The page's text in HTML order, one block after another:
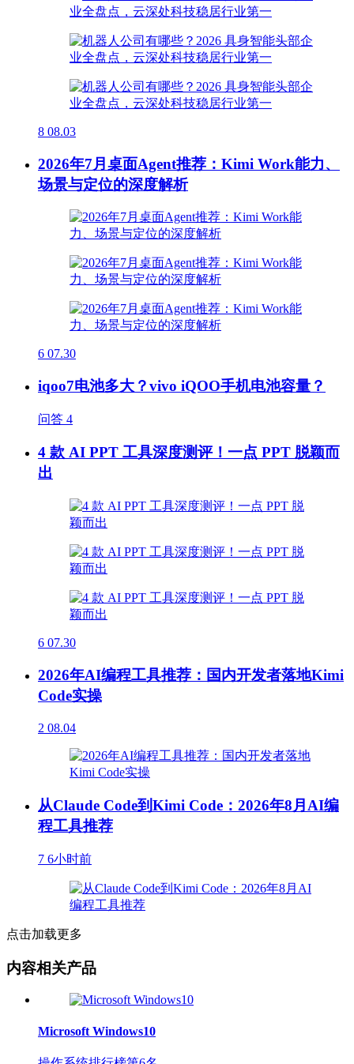
8 08.03
2026年7月桌面Agent推荐：Kimi Work能力、
场景与定位的深度解析
6 07.30
iqoo7电池多大？vivo iQOO手机电池容量？
问答 4
4 款 AI PPT 工具深度测评！一点 PPT 脱颖而
出
6 07.30
2026年AI编程工具推荐：国内开发者落地Kimi
Code实操
2 08.04
从Claude Code到Kimi Code：2026年8月AI编
程工具推荐
7 6小时前
点击加载更多
内容相关产品
Microsoft Windows10